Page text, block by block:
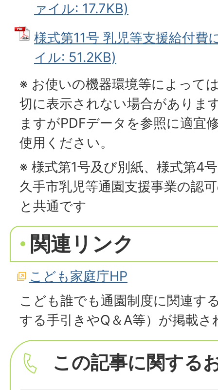
ァイル: 17.7KB)
様式第11号 乳児等支援給付費
イル: 51.2KB)
※ お使いの機器環境等によって
切に表示されない場合がありま
ますがPDFデータを参照に適宜
使用ください。
※ 様式第1号及び別紙、様式第4
久手市乳児等通園支援事業の認
と共通です
関連リンク
こども家庭庁HP
こども誰でも通園制度に関連す
する手引きやQ＆A等）が掲載さ
この記事に関する